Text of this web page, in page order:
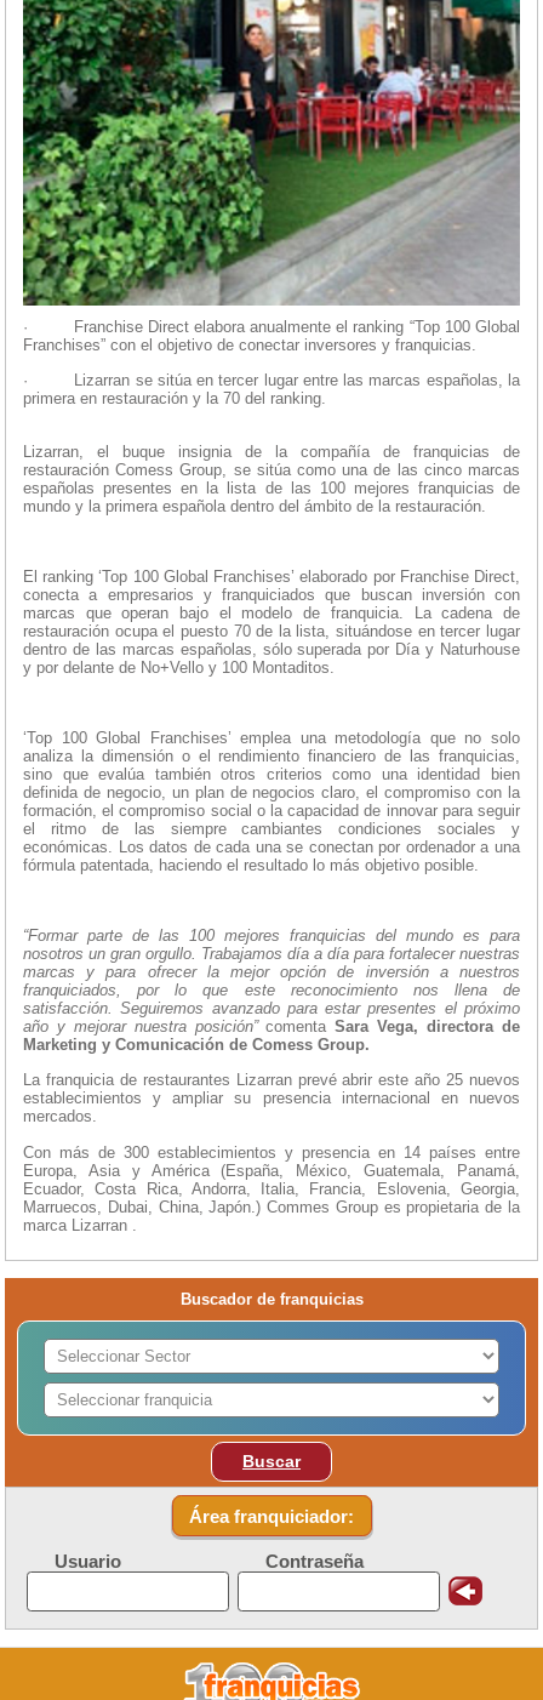
· Franchise Direct elabora anualmente el ranking “Top 100 Global
Franchises” con el objetivo de conectar inversores y franquicias.
· Lizarran se sitúa en tercer lugar entre las marcas españolas, la
primera en restauración y la 70 del ranking.
Lizarran, el buque insignia de la compañía de franquicias de
restauración Comess Group, se sitúa como una de las cinco marcas
españolas presentes en la lista de las 100 mejores franquicias de
mundo y la primera española dentro del ámbito de la restauración.
El ranking ‘Top 100 Global Franchises’ elaborado por Franchise Direct,
conecta a empresarios y franquiciados que buscan inversión con
marcas que operan bajo el modelo de franquicia. La cadena de
restauración ocupa el puesto 70 de la lista, situándose en tercer lugar
dentro de las marcas españolas, sólo superada por Día y Naturhouse
y por delante de No+Vello y 100 Montaditos.
‘Top 100 Global Franchises’ emplea una metodología que no solo
analiza la dimensión o el rendimiento financiero de las franquicias,
sino que evalúa también otros criterios como una identidad bien
definida de negocio, un plan de negocios claro, el compromiso con la
formación, el compromiso social o la capacidad de innovar para seguir
el ritmo de las siempre cambiantes condiciones sociales y
económicas. Los datos de cada una se conectan por ordenador a una
fórmula patentada, haciendo el resultado lo más objetivo posible.
“Formar parte de las 100 mejores franquicias del mundo es para
nosotros un gran orgullo. Trabajamos día a día para fortalecer nuestras
marcas y para ofrecer la mejor opción de inversión a nuestros
franquiciados, por lo que este reconocimiento nos llena de
satisfacción. Seguiremos avanzado para estar presentes el próximo
año y mejorar nuestra posición”comentaSara Vega, directora de
Marketing y Comunicación de Comess Group.
La franquicia de restaurantes Lizarran prevé abrir este año 25 nuevos
establecimientos y ampliar su presencia internacional en nuevos
mercados.
Con más de 300 establecimientos y presencia en 14 países entre
Europa, Asia y América (España, México, Guatemala, Panamá,
Ecuador, Costa Rica, Andorra, Italia, Francia, Eslovenia, Georgia,
Marruecos, Dubai, China, Japón.) Commes Group es propietaria de la
marca Lizarran .
Buscador de franquicias
Buscar
Área franquiciador:
Usuario Contraseña